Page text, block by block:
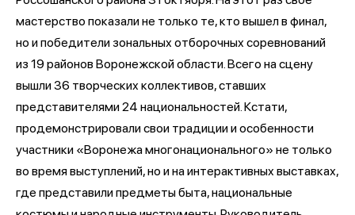
мастерство показали не только те, кто вышел в финал,
но и победители зональных отборочных соревнований
из 19 районов Воронежской области. Всего на сцену
вышли 36 творческих коллективов, ставших
представителями 24 национальностей. Кстати,
продемонстрировали свои традиции и особенности
участники «Воронежа многонационального» не только
во время выступлений, но и на интерактивных выставках,
где представили предметы быта, национальные